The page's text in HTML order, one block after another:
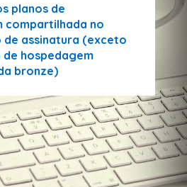
planos de
compartilhada no
de assinatura (exceto
hospedagem
bronze)